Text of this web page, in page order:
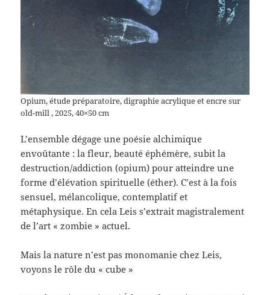
Opium, étude préparatoire, digraphie acrylique et encre sur
old-mill , 2025, 40×50 cm
L’ensemble dégage une poésie alchimique
envoûtante : la fleur, beauté éphémère, subit la
destruction/addiction (opium) pour atteindre une
forme d’élévation spirituelle (éther). C’est à la fois
sensuel, mélancolique, contemplatif et
métaphysique. En cela Leis s’extrait magistralement
de l’art « zombie » actuel.
Mais la nature n’est pas monomanie chez Leis,
voyons le rôle du « cube »